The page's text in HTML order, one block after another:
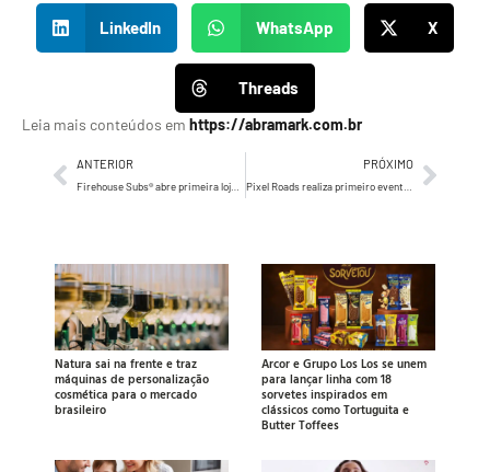
LinkedIn WhatsApp X
Threads
Leia mais conteúdos em https://abramark.com.br
ANTERIOR PRÓXIMO
Natura sai na frente e traz
máquinas de personalização
cosmética para o mercado
brasileiro
Arcor e Grupo Los Los se unem
para lançar linha com 18
sorvetes inspirados em
clássicos como Tortuguita e
Butter Toffees